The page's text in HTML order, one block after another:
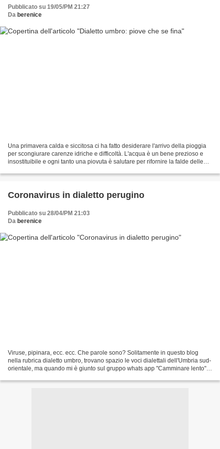
Pubblicato su 19/05/PM 21:27
Da berenice
Una primavera calda e siccitosa ci ha fatto desiderare l'arrivo della pioggia
per scongiurare carenze idriche e difficoltà. L'acqua è un bene prezioso e
insostituibile e ogni tanto una piovuta è salutare per rifornire la falde delle
Coronavirus in dialetto perugino
Pubblicato su 28/04/PM 21:03
Da berenice
Viruse, pipinara, ecc. ecc. Che parole sono? Solitamente in questo blog
nella rubrica dialetto umbro, trovano spazio le voci dialettali dell'Umbria sud-
orientale, ma quando mi è giunto sul gruppo whats app "Camminare lento"